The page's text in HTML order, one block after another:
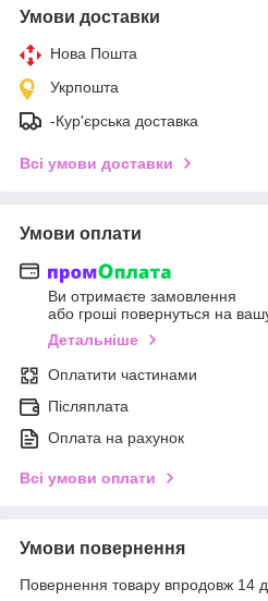
Умови доставки
Нова Пошта
Укрпошта
-Кур'єрська доставка
Всі умови доставки
Умови оплати
Ви отримаєте замовлення
або гроші повернуться на
Детальніше
Оплатити частинами
Післяплата
Оплата на рахунок
Всі умови оплати
Умови повернення
Повернення товару впродовж 14